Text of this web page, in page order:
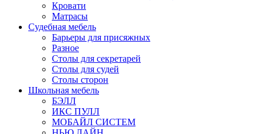
Кровати
Матрасы
Судебная мебель
Барьеры для присяжных
Разное
Столы для секретарей
Столы для судей
Столы сторон
Школьная мебель
БЭЛЛ
ИКС ПУЛЛ
МОБАЙЛ СИСТЕМ